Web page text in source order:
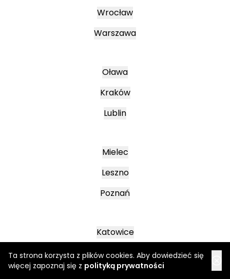
Ta strona korzysta z plików cookies. Aby dowiedzieć się
więcej zapoznaj się z polityką prywatności
Wrocław
Warszawa
Oława
Kraków
Lublin
Mielec
Leszno
Poznań
Katowice
Jasło
Wałbrzych